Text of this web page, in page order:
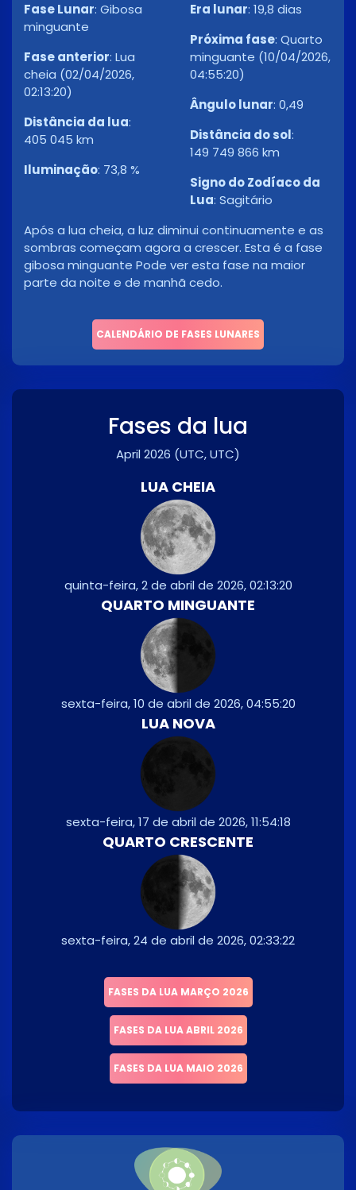
Fase Lunar: Gibosa
minguante
Fase anterior: Lua
cheia (02/04/2026,
02:13:20)
Distância da lua:
405 045 km
Iluminação: 73,8 %
Era lunar: 19,8 dias
Próxima fase: Quarto
minguante (10/04/2026,
04:55:20)
Ângulo lunar: 0,49
Distância do sol:
149 749 866 km
Signo do Zodíaco da
Lua: Sagitário
Após a lua cheia, a luz diminui continuamente e as
sombras começam agora a crescer. Esta é a fase
gibosa minguante Pode ver esta fase na maior
parte da noite e de manhã cedo.
CALENDÁRIO DE FASES LUNARES
Fases da lua
April 2026 (UTC, UTC)
LUA CHEIA
quinta-feira, 2 de abril de 2026, 02:13:20
QUARTO MINGUANTE
sexta-feira, 10 de abril de 2026, 04:55:20
LUA NOVA
sexta-feira, 17 de abril de 2026, 11:54:18
QUARTO CRESCENTE
sexta-feira, 24 de abril de 2026, 02:33:22
FASES DA LUA MARÇO 2026
FASES DA LUA ABRIL 2026
FASES DA LUA MAIO 2026